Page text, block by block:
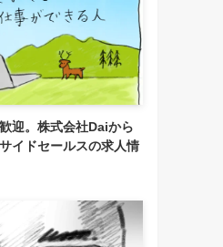
迎。株式会社Daiから
イドセールスの求人情